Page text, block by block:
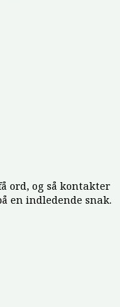
ord, og så kontakter
en indledende snak.